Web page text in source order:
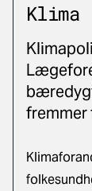
Klima
fremmer